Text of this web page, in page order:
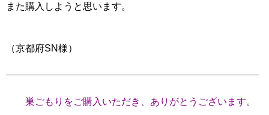
また購入しようと思います。
（京都府SN様）
巣ごもりをご購入いただき、ありがとうございます。